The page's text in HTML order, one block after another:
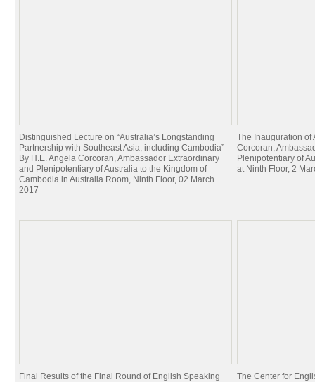
Distinguished Lecture on “Australia’s Longstanding
Partnership with Southeast Asia, including Cambodia”
By H.E. Angela Corcoran, Ambassador Extraordinary
and Plenipotentiary of Australia to the Kingdom of
Cambodia in Australia Room, Ninth Floor, 02 March
2017
The Inauguration of
Corcoran,
Plenipotentiary of
at Ninth Floor, 2
Final Results of the Final Round of English Speaking
The Center for